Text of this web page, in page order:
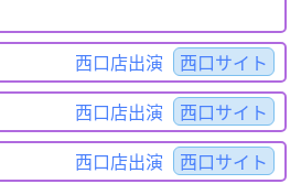
西口店出演 西口サイト
西口店出演 西口サイト
西口店出演 西口サイト